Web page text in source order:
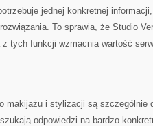
jednej konkretnej
To sprawia, że Studio
tych funkcji wzmacnia wartość
makijażu i stylizacji są szczególnie
odpowiedzi na bardzo